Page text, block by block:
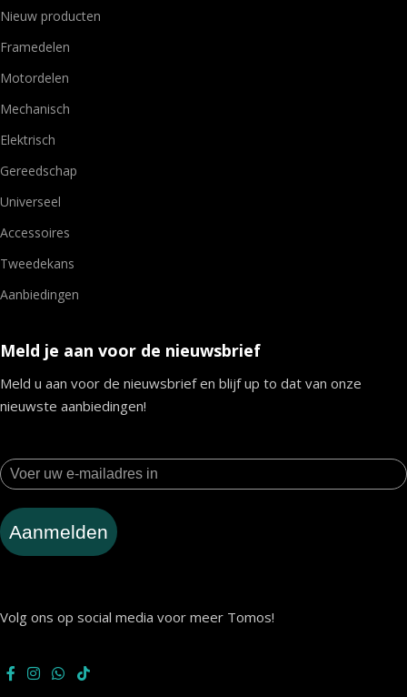
Nieuw producten
Framedelen
Motordelen
Mechanisch
Elektrisch
Gereedschap
Universeel
Accessoires
Tweedekans
Aanbiedingen
Meld je aan voor de nieuwsbrief
Meld u aan voor de nieuwsbrief en blijf up to dat van onze
nieuwste aanbiedingen!
Aanmelden
Volg ons op social media voor meer Tomos!